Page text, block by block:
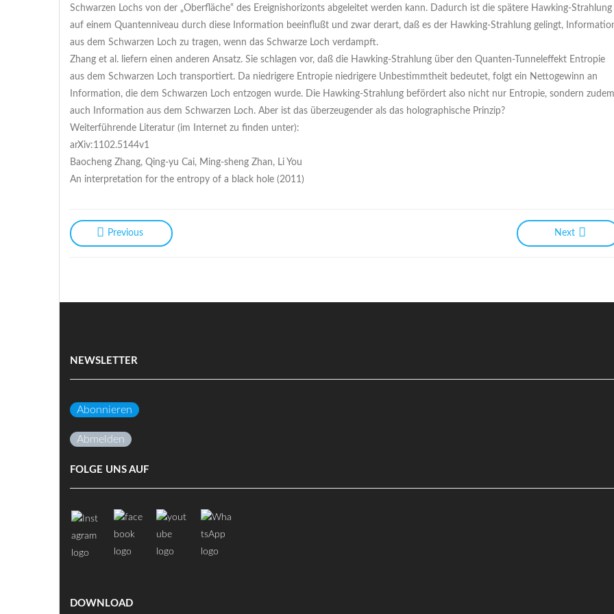
Schwarzen Lochs von der „Oberfläche“ des Ereignishorizonts abgeleitet werden kann. Dadurch ist die spätere Hawking-Strahlung
auf einem Quantenniveau durch diese Information beeinflußt und zwar derart, daß es der Hawking-Strahlung gelingt,
aus dem Schwarzen Loch zu tragen, wenn das Schwarze Loch verdampft.
Zhang et al. liefern einen anderen Ansatz. Sie schlagen vor, daß die Hawking-Strahlung über den Quanten-Tunneleffekt Entropie
aus dem Schwarzen Loch transportiert. Da niedrigere Entropie niedrigere Unbestimmtheit bedeutet, folgt ein Nettogewinn an
Information, die dem Schwarzen Loch entzogen wurde. Die Hawking-Strahlung befördert also nicht nur Entropie, sondern zudem
auch Information aus dem Schwarzen Loch. Aber ist das überzeugender als das holographische Prinzip?
Weiterführende Literatur (im Internet zu finden unter):
arXiv:1102.5144v1
Baocheng Zhang, Qing-yu Cai, Ming-sheng Zhan, Li You
An interpretation for the entropy of a black hole (2011)
Previous Next
NEWSLETTER
Abonnieren
Abmelden
FOLGE UNS AUF
DOWNLOAD